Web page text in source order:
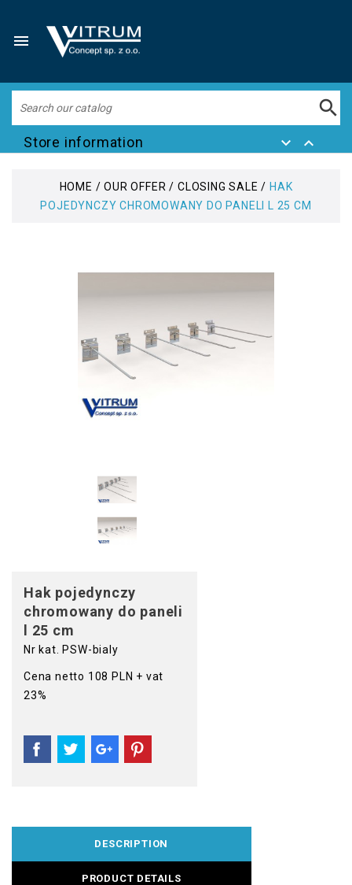


Store information  
HOME OUR OFFER CLOSING SALE
HAK
POJEDYNCZY CHROMOWANY DO PANELI L 25 CM
Hak pojedynczy
chromowany do paneli
l 25 cm
Nr kat. PSW-bialy
Cena netto 108 PLN + vat
23%
DESCRIPTION
PRODUCT DETAILS